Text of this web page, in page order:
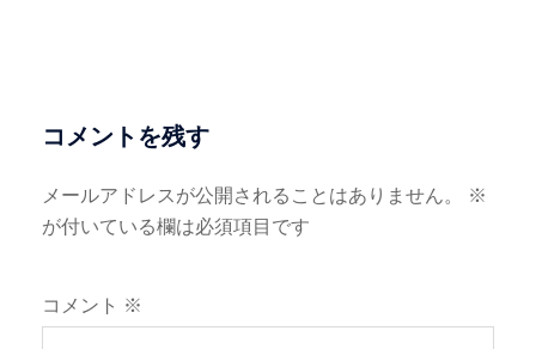
ョコメントを残す
メールアドレスが公開されることはありません。
※
が付いている欄は必須項目です
コメント ※